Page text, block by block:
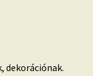
dekorációnak.